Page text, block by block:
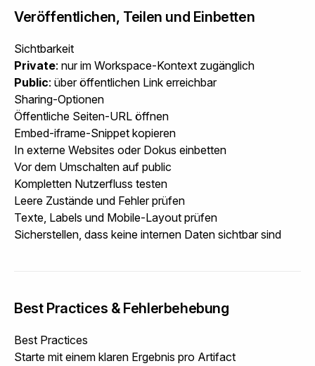
Veröffentlichen, Teilen und Einbetten
Sichtbarkeit
Private: nur im Workspace-Kontext zugänglich
Public: über öffentlichen Link erreichbar
Sharing-Optionen
Öffentliche Seiten-URL öffnen
Embed-iframe-Snippet kopieren
In externe Websites oder Dokus einbetten
Vor dem Umschalten auf public
Kompletten Nutzerfluss testen
Leere Zustände und Fehler prüfen
Texte, Labels und Mobile-Layout prüfen
Sicherstellen, dass keine internen Daten sichtbar sind
Best Practices & Fehlerbehebung
Best Practices
Starte mit einem klaren Ergebnis pro Artifact